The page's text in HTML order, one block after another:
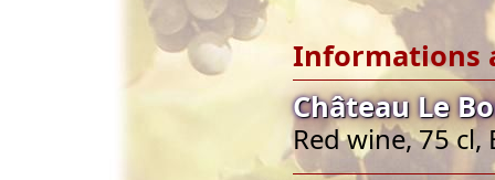
Informations
Château Le
Red wine, 75 cl,